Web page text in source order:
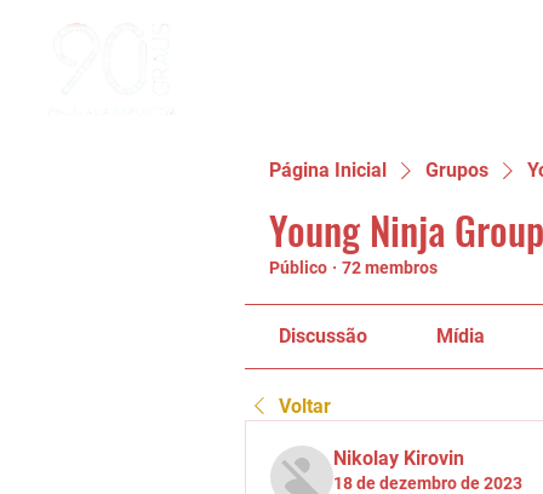
Página Inicial Grupos
Young Ninja
Público · 72 membros
Discussão Mídia
Voltar
Nikolay Kirovin
18 de dezembro de 2023